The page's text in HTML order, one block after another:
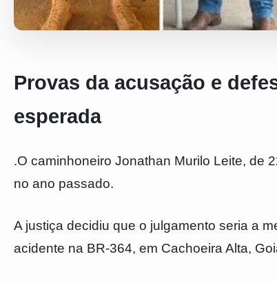
Provas da acusação e
esperada
.O caminhoneiro Jonathan Murilo Leite, de
no ano passado.
A justiça decidiu que o julgamento seria a
acidente na BR-364, em Cachoeira Alta,